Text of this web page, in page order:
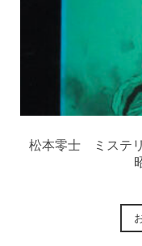
松本零士 ミステ